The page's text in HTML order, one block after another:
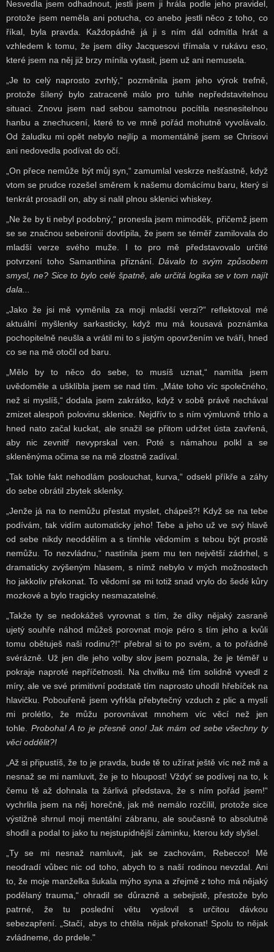
Nesvedla jsem odhadnout, jestli jsem ji hrála podle jeho pravidel,
protože jsem neměla ani potucha, co anebo jestli něco z toho, co
říkal, byla pravda. Každopádně já ji s ním dál odmítla hrát a
vzhledem k tomu, že jsem díky Jacquesovi třímala v rukávu eso,
které jsem na něj již brzy mínila vytasit, jsem už ani nemusela.
„Je to celý naprosto zvrhlý,“ pozměnila jsem jeho výrok trefně,
protože šílený bylo zatraceně málo pro tuhle nepředstavitelnou
situaci. Znovu jsem nad sebou samotnou pocítila nesnesitelnou
hanbu a znechucení, které to ve mně pořád mohutně vyvolávalo.
Od žaludku mi opět nebylo nejlíp a momentálně jsem se Chrisovi
ani nedovedla podívat do očí.
„On přece nemůže být můj syn,“ zamumlal veskrze nešťastně, když
vtom se prudce rozešel směrem k našemu domácímu baru, který si
tenkrát prosadil on, aby si nalil plnou sklenici whiskey.
„Ne že by ti nebyl podobný,“ pronesla jsem mimoděk, přičemž jsem
se se značnou sebeironií dovtípila, že jsem se téměř zamilovala do
mladší verze svého muže. I to pro mě představovalo určité
potvrzení toho Samanthina přiznání.Dávalo to svým způsobem
smysl, ne? Sice to bylo celé špatně, ale určitá logika se v tom najít
dala...
„Jako že jsi mě vyměnila za moji mladší verzi?“ reflektoval mé
aktuální myšlenky sarkasticky, když mu má kousavá poznámka
pochopitelně neušla a vrátil mi to s jistým opovržením ve tváři, hned
co se na mě otočil od baru.
„Mělo by to něco do sebe, to musíš uznat,“ namítla jsem
uvědoměle a ušklíbla jsem se nad tím. „Máte toho víc společného,
než si myslíš,“ dodala jsem zakrátko, když v sobě právě nechával
zmizet alespoň polovinu sklenice. Nejdřív to s ním výmluvně trhlo a
hned nato začal kuckat, ale snažil se přitom udržet ústa zavřená,
aby nic zevnitř nevyprskal ven. Poté s námahou polkl a se
skleněnýma očima se na mě zlostně zadíval.
„Tak tohle fakt nehodlám poslouchat, kurva,“ odsekl příkře a záhy
do sebe obrátil zbytek sklenky.
„Jenže já na to nemůžu přestat myslet, chápeš?! Když se na tebe
podívám, tak vidím automaticky jeho! Tebe a jeho už ve svý hlavě
od sebe nikdy neoddělím a s tímhle vědomím s tebou být prostě
nemůžu. To nezvládnu,“ nastínila jsem mu ten největší zádrhel, s
dramaticky zvýšeným hlasem, s nímž nebylo v mých možnostech
ho jakkoliv překonat. To vědomí se mi totiž snad vrylo do šedé kůry
mozkové a bylo tragicky nesmazatelné.
„Takže ty se nedokážeš vyrovnat s tím, že díky nějaký zasraně
ujetý souhře náhod můžeš porovnat moje péro s tím jeho a kvůli
tomu obětuješ naši rodinu?!“ přebral si to po svém, a to pořádně
svérázně. Už jen dle jeho volby slov jsem poznala, že je téměř u
pokraje naproté nepříčetnosti. Na chvilku mě tím solidně vyvedl z
míry, ale ve své primitivní podstatě tím naprosto uhodil hřebíček na
hlavičku. Pobouřeně jsem vyfrkla přebytečný vzduch z plic a myslí
mi prolétlo, že můžu porovnávat mnohem víc věcí než jen
tohle. Proboha! A to je přesně ono! Jak mám od sebe všechny ty
věci oddělit?!
„Až si připustíš, že to je pravda, bude tě to užírat ještě víc než mě a
nesnaž se mi namluvit, že je to hloupost! Vždyť se podívej na to, k
čemu tě až dohnala ta žárlivá představa, že s ním pořád jsem!“
vychrlila jsem na něj horečně, jak mě nemálo rozčílil, protože sice
výstižně shrnul moji mentální zábranu, ale současně to absolutně
shodil a podal to jako tu nejstupidnější záminku, kterou kdy slyšel.
„Ty se mi nesnaž namluvit, jak se zachovám, Rebecco! Mě
neodradí vůbec nic od toho, abych to s naší rodinou nevzdal. Ani
to, že moje manželka šukala mýho syna a zřejmě z toho má nějaký
podělaný trauma,“ ohradil se důrazně a sebejistě, přestože bylo
patrné, že tu poslední větu vyslovil s určitou dávkou
sebezapření. „Stačí, abys to chtěla nějak překonat! Spolu to nějak
zvládneme, do prdele."